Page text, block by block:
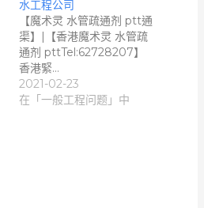
水工程公司
【魔术灵 水管疏通剂 ptt通
渠】|【香港魔术灵 水管疏
通剂 pttTel:62728207】
香港緊…
2021-02-23
在「一般工程问题」中